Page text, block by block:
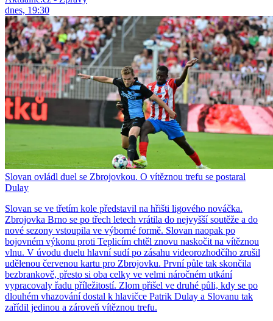
dnes, 19:30
Slovan ovládl duel se Zbrojovkou. O vítěznou trefu se postaral
Dulay
Slovan se ve třetím kole představil na hřišti ligového nováčka.
Zbrojovka Brno se po třech letech vrátila do nejvyšší soutěže a do
nové sezony vstoupila ve výborné formě. Slovan naopak po
bojovném výkonu proti Teplicím chtěl znovu naskočit na vítěznou
vlnu. V úvodu duelu hlavní sudí po zásahu videorozhodčího zrušil
udělenou červenou kartu pro Zbrojovku. První půle tak skončila
bezbrankově, přesto si oba celky ve velmi náročném utkání
vypracovaly řadu příležitostí. Zlom přišel ve druhé půli, kdy se po
dlouhém vhazování dostal k hlavičce Patrik Dulay a Slovanu tak
zařídil jedinou a zároveň vítěznou trefu.